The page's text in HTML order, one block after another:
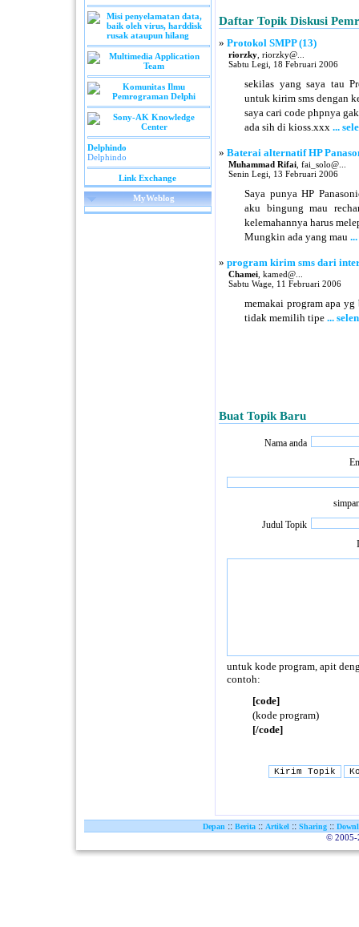
Delphindo
Delphindo
Link Exchange
MyWeblog
Daftar Topik Diskusi
» Protokol SMPP (13)
riorzky , riorzky@...
Sabtu Legi, 18 Februari 2006
sekilas yang saya tau
untuk kirim sms dengan
saya cari code phpnya
ada sih di kioss.xxx ...
» Baterai alternatif HP
Muhammad Rifai , fai_solo@...
Senin Legi, 13 Februari 2006
Saya punya HP
aku bingung mau
kelemahannya harus
Mungkin ada yang mau
» program kirim sms dari
Chamei , kamed@...
Sabtu Wage, 11 Februari 2006
memakai program apa
tidak memilih tipe ...
Buat Topik Baru
Nama anda
Judul Topik
untuk kode program, apit
contoh:
[code]
(kode program)
[/code]
Depan :: Berita :: Artikel :: Sharing ::
© 2005-